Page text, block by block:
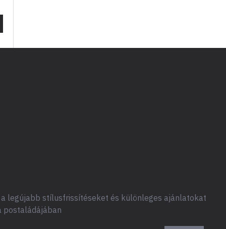
a legújabb stílusfrissítéseket és különleges ajánlatokat
postaládájában